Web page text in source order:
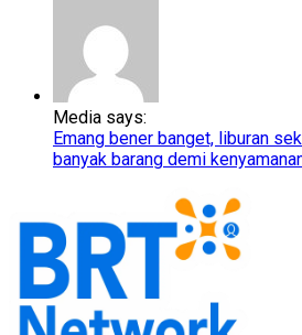
Media says:
Emang bener banget, liburan
banyak barang demi